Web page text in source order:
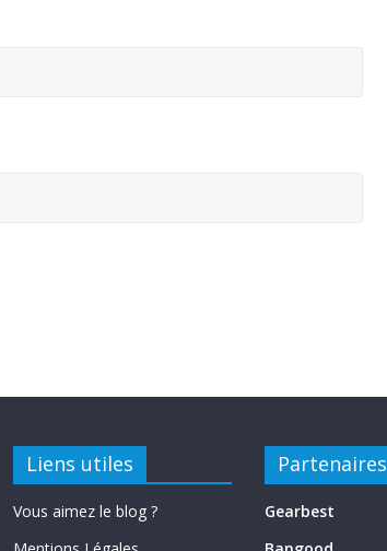
Liens utiles
Vous aimez le blog ?
Partenaires
Gearbest